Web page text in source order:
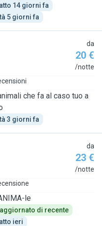
14 giorni fa
5 giorni fa
da
20 €
/notte
che fa al caso tuo a
3 giorni fa
da
23 €
/notte
le
di recente
ieri